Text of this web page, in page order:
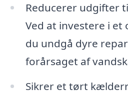
Reducerer udgifter
Ved at investere i
du undgå dyre
forårsaget af
Sikrer et tørt